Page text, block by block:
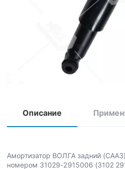
Описание
Амортизатор ВОЛГА задний
номером 31029-2915006 (3102